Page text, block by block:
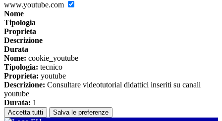
www.youtube.com
Nome
Tipologia
Proprieta
Descrizione
Durata
Nome: cookie_youtube
Tipologia: tecnico
Proprieta: youtube
Descrizione: Consultare videotutorial didattici inseriti su canali
youtube
Durata: 1
Accetta tutti Salva le preferenze